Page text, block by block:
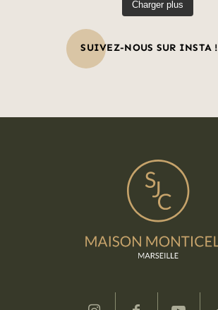
Charger plus
SUIVEZ-NOUS SUR INSTA !